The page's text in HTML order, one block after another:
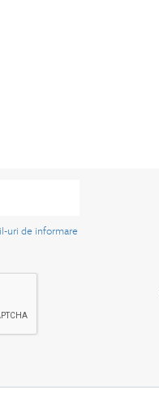
uri de informare